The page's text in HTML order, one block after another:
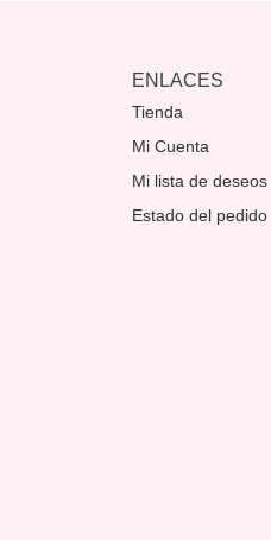
ENLACES
Tienda
Mi Cuenta
Mi lista de deseos
Estado del pedido